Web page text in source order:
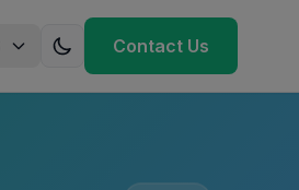
Contact Us